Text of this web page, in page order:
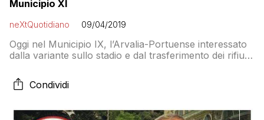
Municipio XI
neXtQuotidiano 09/04/2019
Oggi nel Municipio IX, l’Arvalia-Portuense interessato
dalla variante sullo stadio e dal trasferimento dei rifiuti
vota la mozione di sfiducia al presidente grillino
Condividi